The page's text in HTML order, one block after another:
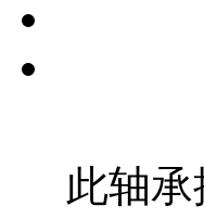
此轴承